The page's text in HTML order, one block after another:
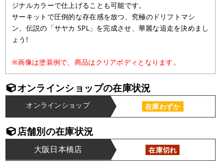
ジナルカラーで仕上げることも可能です。
サーキットで圧倒的な存在感を放つ、究極のドリフトマシ
ン、伝説の「サヤカ SPL」を完成させ、華麗な追走を決めまし
ょう!
※画像は塗装例で、商品はクリアボディとなります。
オンラインショップの在庫状況
オンラインショップ 在庫わずか
店舗別の在庫状況
大阪日本橋店 在庫切れ